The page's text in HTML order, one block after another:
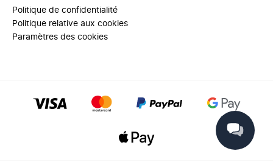
Politique de confidentialité
Politique relative aux cookies
Paramètres des cookies